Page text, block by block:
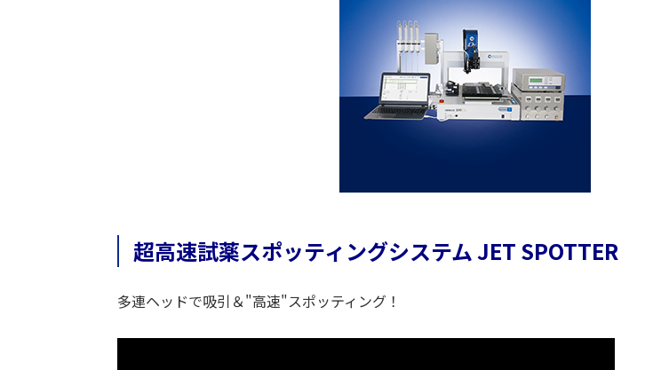
超高速試薬スポッティングシステム JET SPOTTER
多連ヘッドで吸引＆"高速"スポッティング！